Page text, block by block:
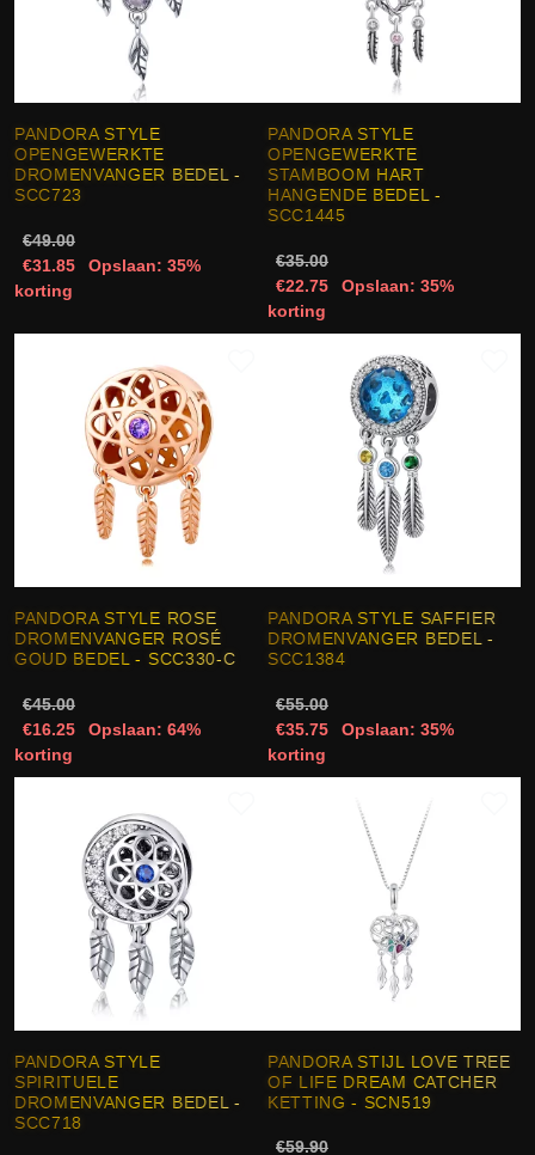
PANDORA STYLE
OPENGEWERKTE
DROMENVANGER BEDEL -
SCC723
€49.00
€31.85
Opslaan: 35%
korting
PANDORA STYLE
OPENGEWERKTE
STAMBOOM HART
HANGENDE BEDEL -
SCC1445
€35.00
€22.75
Opslaan: 35%
korting
PANDORA STYLE ROSE
DROMENVANGER ROSÉ
GOUD BEDEL - SCC330-C
€45.00
€16.25
Opslaan: 64%
korting
PANDORA STYLE SAFFIER
DROMENVANGER BEDEL -
SCC1384
€55.00
€35.75
Opslaan: 35%
korting
PANDORA STYLE
SPIRITUELE
DROMENVANGER BEDEL -
SCC718
PANDORA STIJL LOVE TREE
OF LIFE DREAM CATCHER
KETTING - SCN519
€59.90